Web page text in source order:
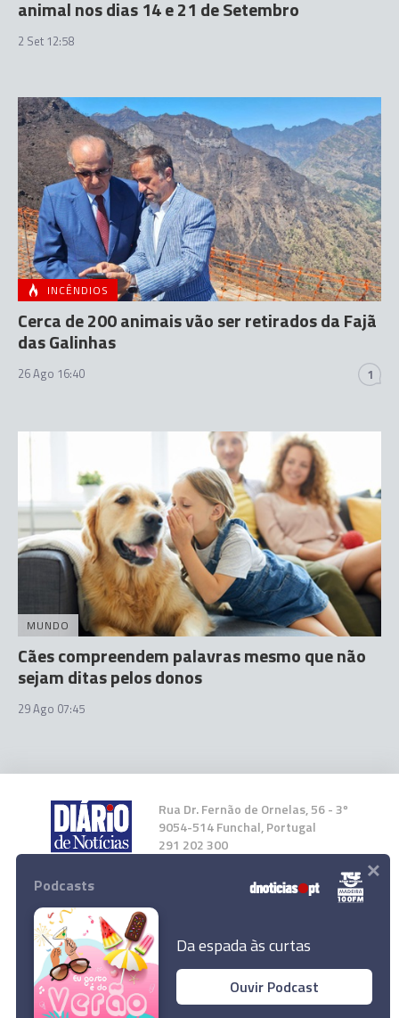
animal nos dias 14 e 21 de Setembro
2 Set 12:58
INCÊNDIOS
Cerca de 200 animais vão ser retirados da Fajã
das Galinhas
26 Ago 16:40 1
MUNDO
Cães compreendem palavras mesmo que não
sejam ditas pelos donos
29 Ago 07:45
Rua Dr. Fernão de Ornelas, 56 - 3º
9054-514 Funchal, Portugal
291 202 300
Instale a nossa App
© 2024 Empresa Diário de Notícias, Lda.
Podcasts
Da espada às curtas
Ouvir Podcast
×